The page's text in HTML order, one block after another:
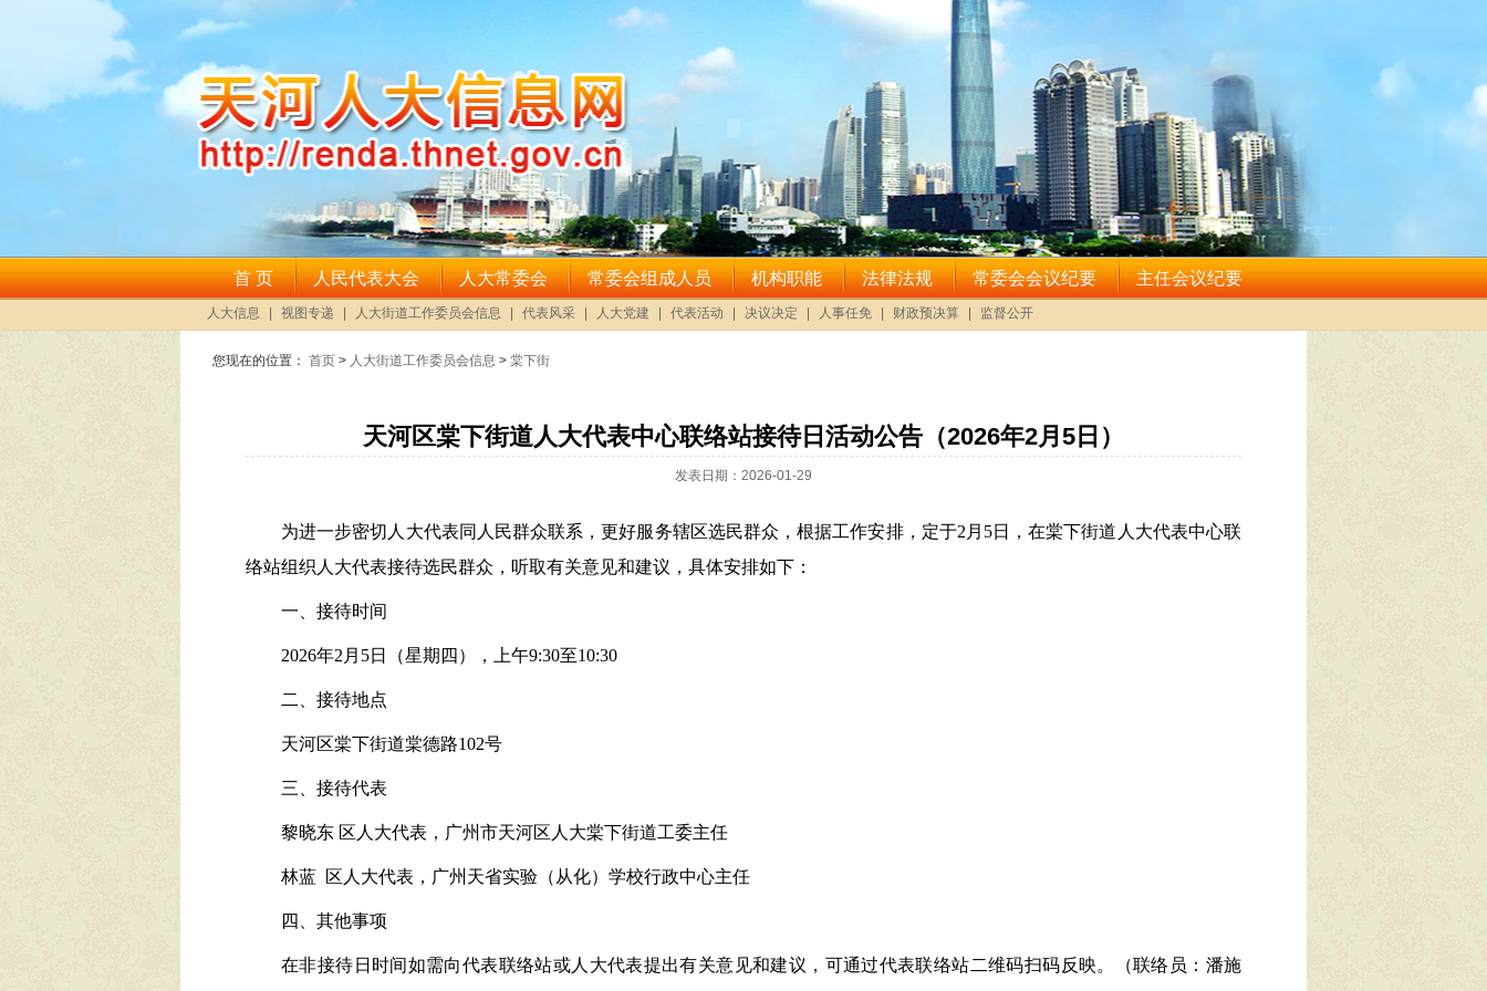
您现在的位置： 首页 > 人大街道工作委员会信息 > 棠下街
天河区棠下街道人大代表中心联络站接待日活动公告（2026年2月5日）
发表日期：2026-01-29
为进一步密切人大代表同人民群众联系，更好服务辖区选民群众，根据工作安排，定于2月5日，在棠下街道人大代表中心联
络站组织人大代表接待选民群众，听取有关意见和建议，具体安排如下：
一、接待时间
2026年2月5日（星期四），上午9:30至10:30
二、接待地点
天河区棠下街道棠德路102号
三、接待代表
黎晓东 区人大代表，广州市天河区人大棠下街道工委主任
林蓝 区人大代表，广州天省实验（从化）学校行政中心主任
四、其他事项
在非接待日时间如需向代表联络站或人大代表提出有关意见和建议，可通过代表联络站二维码扫码反映。（联络员：潘施